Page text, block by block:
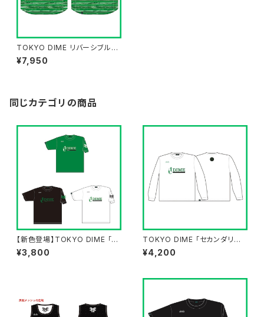
TOKYO DIME リバーシブルタ
ンク GREEN/WHITE
¥7,950
同じカテゴリの商品
【新色登場】TOKYO DIME 「セ
カンダリーロゴ」Tシャツ
¥3,800
TOKYO DIME 「セカンダリー
ロゴ」ロングTシャツ WHITE
¥4,200